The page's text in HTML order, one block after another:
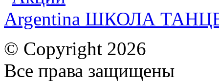
Argentina ШКОЛА
© Copyright 2026
Все права защищены